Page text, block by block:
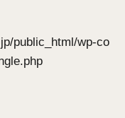
public_html/wp-co